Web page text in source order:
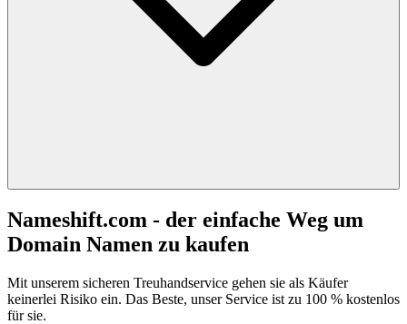
Nameshift.com - der einfache Weg um
Domain Namen zu kaufen
Mit unserem sicheren Treuhandservice gehen sie als Käufer
keinerlei Risiko ein. Das Beste, unser Service ist zu 100 % kostenlos
für sie.